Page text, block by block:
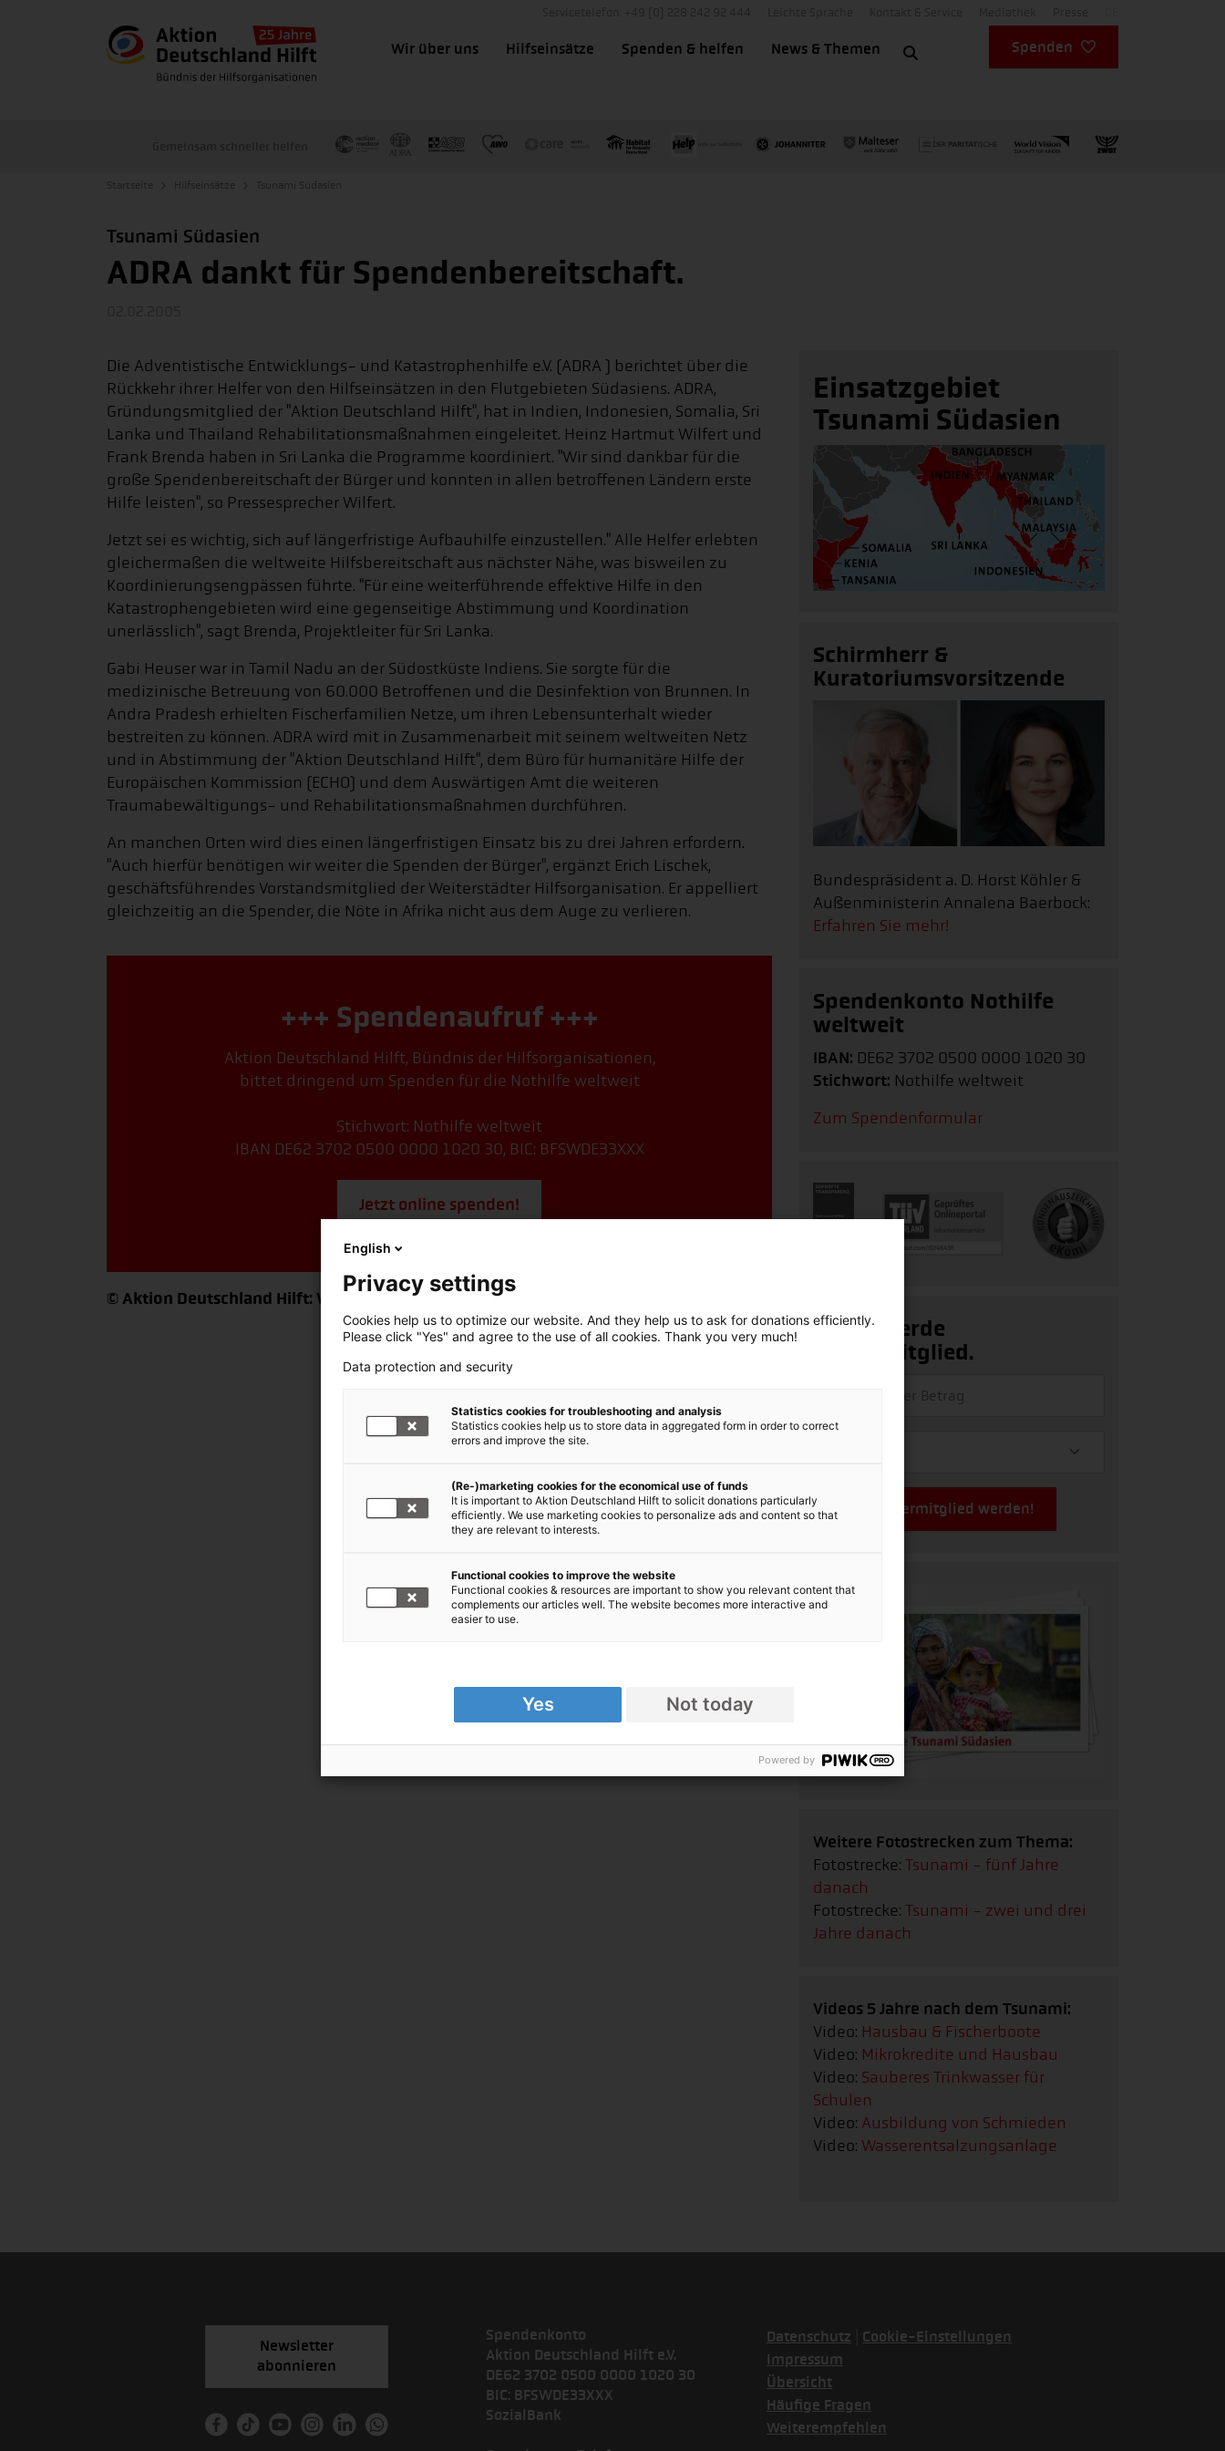
Wir über uns Hilfseinsätze Spenden & helfen News & Themen Spenden
Tsunami Südasien
ADRA dankt für Spendenbereitschaft.
Die Adventistische Entwicklungs- und Katastrophenhilfe e.V. (ADRA ) berichtet über die
Rückkehr ihrer Helfer von den Hilfseinsätzen in den Flutgebieten Südasiens. ADRA,
Gründungsmitglied der "Aktion Deutschland Hilft", hat in Indien, Indonesien, Somalia, Sri
Lanka und Thailand Rehabilitationsmaßnahmen eingeleitet. Heinz Hartmut Wilfert und
Frank Brenda haben in Sri Lanka die Programme koordiniert. "Wir sind dankbar für die
große Spendenbereitschaft der Bürger und konnten in allen betroffenen Ländern erste
Hilfe leisten", so Pressesprecher Wilfert.
Jetzt sei es wichtig, sich auf längerfristige Aufbauhilfe einzustellen." Alle Helfer erlebten
gleichermaßen die weltweite Hilfsbereitschaft aus nächster Nähe, was bisweilen zu
Koordinierungsengpässen führte. "Für eine weiterführende effektive Hilfe in den
Katastrophengebieten wird eine gegenseitige Abstimmung und Koordination
unerlässlich", sagt Brenda, Projektleiter für Sri Lanka.
Gabi Heuser war in Tamil Nadu an der Südostküste Indiens. Sie sorgte für die
medizinische Betreuung von 60.000 Betroffenen und die Desinfektion von Brunnen. In
Andra Pradesh erhielten Fischerfamilien Netze, um ihren Lebensunterhalt wieder
bestreiten zu können. ADRA wird mit in Zusammenarbeit mit seinem weltweiten Netz
und in Abstimmung der "Aktion Deutschland Hilft", dem Büro für humanitäre Hilfe der
Europäischen Kommission (ECHO) und dem Auswärtigen Amt die weiteren
Traumabewältigungs- und Rehabilitationsmaßnahmen durchführen.
An manchen Orten wird dies einen längerfristigen Einsatz bis zu drei Jahren erfordern.
"Auch hierfür benötigen wir weiter die Spenden der Bürger", ergänzt Erich Lischek,
geschäftsführendes Vorstandsmitglied der Weiterstädter Hilfsorganisation. Er appelliert
gleichzeitig an die Spender, die Nöte in Afrika nicht aus dem Auge zu verlieren.
+++ Spendenaufruf +++
Aktion Deutschland Hilft, Bündnis der Hilfsorganisationen,
bittet dringend um Spenden für die Nothilfe weltweit
Stichwort: Nothilfe weltweit
IBAN DE62 3702 0500 0000 1020 30, BIC: BFSWDE33XXX
Jetzt online spenden!
© Aktion Deutschland Hilft: Wir helfen auch im Tsunami
Einsatzgebiet
Tsunami Südasien
Schirmherr &
Kuratoriumsvorsitzende
Bundespräsident a. D. Horst Köhler &
Außenministerin Annalena Baerbock:
Erfahren Sie mehr!
Spendenkonto Nothilfe
weltweit
IBAN: DE62 3702 0500 0000 1020 30
Stichwort: Nothilfe weltweit
Zum Spendenformular
Ja, ich werde
Fördermitglied.
Jetzt Fördermitglied werden!
Weitere Fotostrecken zum Thema:
Fotostrecke: Tsunami - fünf Jahre
danach
Fotostrecke: Tsunami - zwei und drei
Jahre danach
Videos 5 Jahre nach dem Tsunami:
Video: Hausbau & Fischerboote
Video: Mikrokredite und Hausbau
Video: Sauberes Trinkwasser für
Schulen
Video: Ausbildung von Schmieden
Video: Wasserentsalzungsanlage
Newsletter
abonnieren
Spendenkonto
Aktion Deutschland Hilft e.V.
DE62 3702 0500 0000 1020 30
BIC: BFSWDE33XXX
SozialBank
Datenschutz
Cookie-Einstellungen
Impressum
Übersicht
Häufige Fragen
Weiterempfehlen
English
Privacy settings
Cookies help us to optimize our website. And they help us to ask for donations efficiently.
Please click "Yes" and agree to the use of all cookies. Thank you very much!
Data protection and security
Statistics cookies for troubleshooting and analysis
Statistics cookies help us to store data in aggregated form in order to correct
errors and improve the site.
(Re-)marketing cookies for the economical use of funds
It is important to Aktion Deutschland Hilft to solicit donations particularly
efficiently. We use marketing cookies to personalize ads and content so that
they are relevant to interests.
Functional cookies to improve the website
Functional cookies & resources are important to show you relevant content that
complements our articles well. The website becomes more interactive and
easier to use.
Yes Not today
Powered by